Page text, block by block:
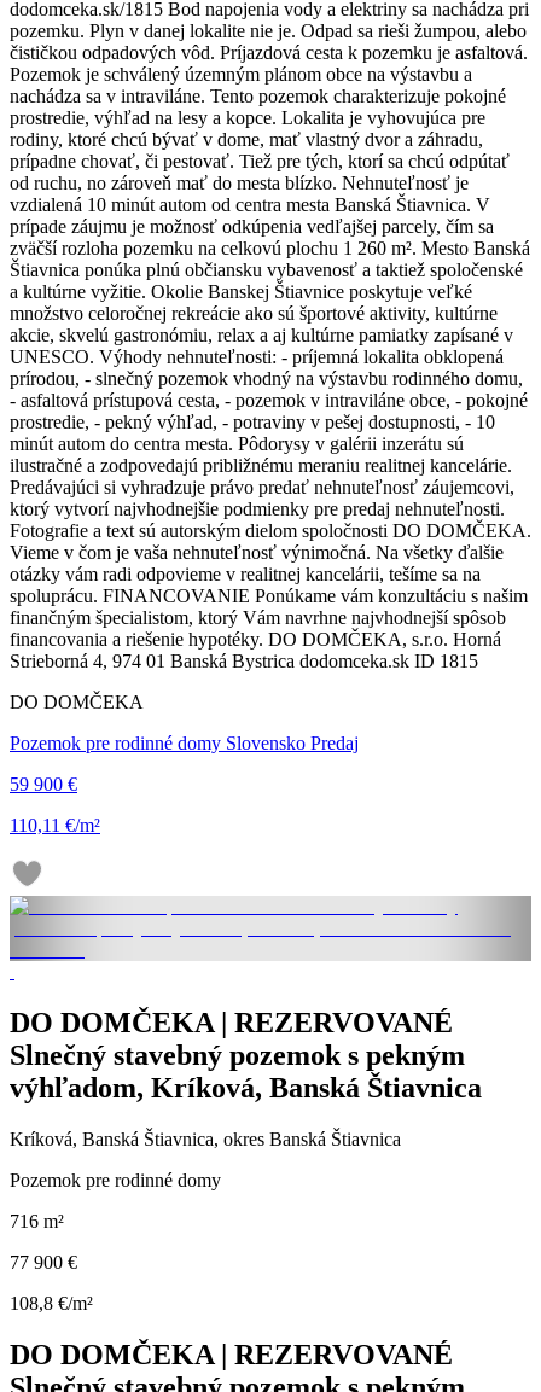
dodomceka.sk/1815 Bod napojenia vody a elektriny sa nachádza pri
pozemku. Plyn v danej lokalite nie je. Odpad sa rieši žumpou, alebo
čističkou odpadových vôd. Príjazdová cesta k pozemku je asfaltová.
Pozemok je schválený územným plánom obce na výstavbu a
nachádza sa v intraviláne. Tento pozemok charakterizuje pokojné
prostredie, výhľad na lesy a kopce. Lokalita je vyhovujúca pre
rodiny, ktoré chcú bývať v dome, mať vlastný dvor a záhradu,
prípadne chovať, či pestovať. Tiež pre tých, ktorí sa chcú odpútať
od ruchu, no zároveň mať do mesta blízko. Nehnuteľnosť je
vzdialená 10 minút autom od centra mesta Banská Štiavnica. V
prípade záujmu je možnosť odkúpenia vedľajšej parcely, čím sa
zväčší rozloha pozemku na celkovú plochu 1 260 m². Mesto Banská
Štiavnica ponúka plnú občiansku vybavenosť a taktiež spoločenské
a kultúrne vyžitie. Okolie Banskej Štiavnice poskytuje veľké
množstvo celoročnej rekreácie ako sú športové aktivity, kultúrne
akcie, skvelú gastronómiu, relax a aj kultúrne pamiatky zapísané v
UNESCO. Výhody nehnuteľnosti: - príjemná lokalita obklopená
prírodou, - slnečný pozemok vhodný na výstavbu rodinného domu,
- asfaltová prístupová cesta, - pozemok v intraviláne obce, - pokojné
prostredie, - pekný výhľad, - potraviny v pešej dostupnosti, - 10
minút autom do centra mesta. Pôdorysy v galérii inzerátu sú
ilustračné a zodpovedajú približnému meraniu realitnej kancelárie.
Predávajúci si vyhradzuje právo predať nehnuteľnosť záujemcovi,
ktorý vytvorí najvhodnejšie podmienky pre predaj nehnuteľnosti.
Fotografie a text sú autorským dielom spoločnosti DO DOMČEKA.
Vieme v čom je vaša nehnuteľnosť výnimočná. Na všetky ďalšie
otázky vám radi odpovieme v realitnej kancelárii, tešíme sa na
spoluprácu. FINANCOVANIE Ponúkame vám konzultáciu s našim
finančným špecialistom, ktorý Vám navrhne najvhodnejší spôsob
financovania a riešenie hypotéky. DO DOMČEKA, s.r.o. Horná
Strieborná 4, 974 01 Banská Bystrica dodomceka.sk ID 1815
DO DOMČEKA
Pozemok pre rodinné domy Slovensko Predaj
59 900 €
110,11 €/m²
DO DOMČEKA | REZERVOVANÉ
Slnečný stavebný pozemok s pekným
výhľadom, Kríková, Banská Štiavnica
Kríková, Banská Štiavnica, okres Banská Štiavnica
Pozemok pre rodinné domy
716 m²
77 900 €
108,8 €/m²
DO DOMČEKA | REZERVOVANÉ